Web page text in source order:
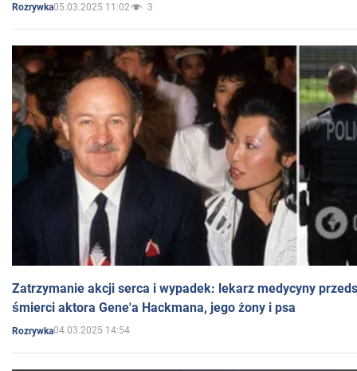
Rozrywka05.03.2025 11:02 3
Zatrzymanie akcji serca i wypadek: lekarz medycyny
śmierci aktora Gene'a Hackmana, jego żony i psa
Rozrywka04.03.2025 14:54